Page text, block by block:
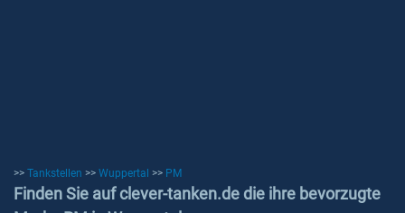
>> Tankstellen >> Wuppertal >> PM
Finden Sie auf clever-tanken.de die ihre bevorzugte